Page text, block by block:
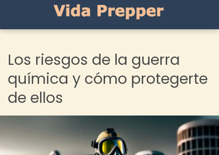
Los riesgos de la guerra
química y cómo protegerte
de ellos